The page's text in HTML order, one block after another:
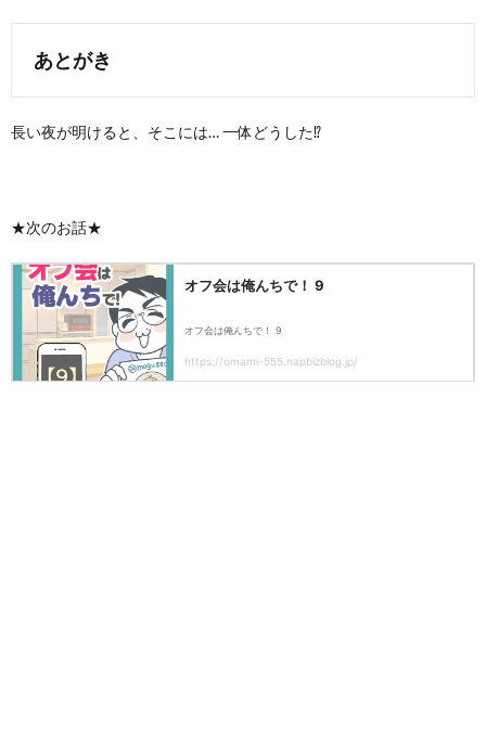
あとがき
長い夜が明けると、そこには… 一体どうした⁉︎
★次のお話★